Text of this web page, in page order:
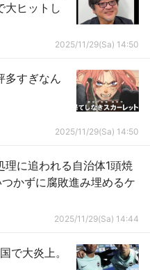
ヒットし
2025/11/29(Sa) 14:50
多すぎなん
2025/11/29(Sa) 14:50
理に追われる自治体1頭焼
かずに腐敗進み埋めるケ
2025/11/29(Sa) 14:44
で大炎上。